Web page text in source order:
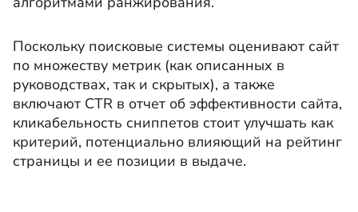
Поскольку поисковые системы оценивают сайт
по множеству метрик (как описанных в
руководствах, так и скрытых), а также
включают CTR в отчет об эффективности сайта,
кликабельность сниппетов стоит улучшать как
критерий, потенциально влияющий на рейтинг
страницы и ее позиции в выдаче.